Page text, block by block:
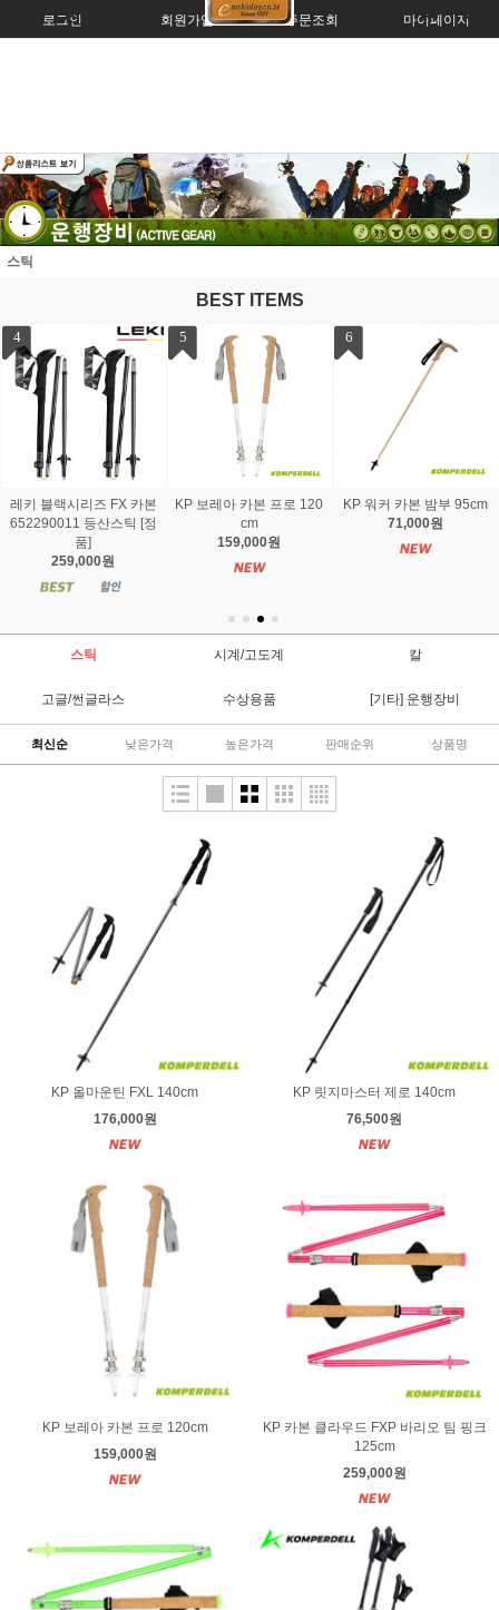
로그인 회원가입 주문조회 마이페이지
스틱
BEST ITEMS
7
KP 릿지하이커 콜크 파워
락 (v) 140cm
99,900원
8
KP 하이랜더 콜크 (v) 140
cm
68,000원
9
KP C3 카본 클라우드 14
0cm (v)
186,000원
스틱 시계/고도계 칼
고글/썬글라스 수상용품 [기타] 운행장비
최신순 낮은가격 높은가격 판매순위 상품명
KP 올마운틴 FXL 140cm
176,000원
KP 릿지마스터 제로 140cm
76,500원
KP 보레아 카본 프로 120cm
159,000원
KP 카본 클라우드 FXP 바리오 팀 핑크
125cm
259,000원